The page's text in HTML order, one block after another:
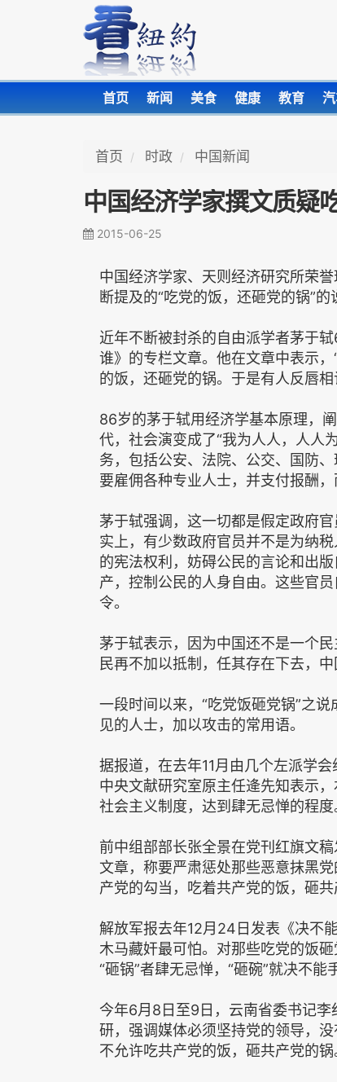
首页 新闻 美食 健康 教育
首页 时政 中国新闻
中国经济学家撰文质疑
2015-06-25
中国经济学家、天则经济研究所荣
断提及的“吃党的饭，还砸党的锅”的
近年不断被封杀的自由派学者茅于
谁》的专栏文章。他在文章中表示
的饭，还砸党的锅。于是有人反唇
86岁的茅于轼用经济学基本原理，
代，社会演变成了“我为人人，人人
务，包括公安、法院、公交、国防
要雇佣各种专业人士，并支付报酬，
茅于轼强调，这一切都是假定政府
实上，有少数政府官员并不是为纳
的宪法权利，妨碍公民的言论和出
产，控制公民的人身自由。这些官
令。
茅于轼表示，因为中国还不是一个
民再不加以抵制，任其存在下去，
一段时间以来，“吃党饭砸党锅”之
见的人士，加以攻击的常用语。
据报道，在去年11月由几个左派学
中央文献研究室原主任逄先知表示
社会主义制度，达到肆无忌惮的程度
前中组部部长张全景在党刊红旗文
文章，称要严肃惩处那些恶意抹黑
产党的勾当，吃着共产党的饭，砸共
解放军报去年12月24日发表《决不
木马藏奸最可怕。对那些吃党的饭
“砸锅”者肆无忌惮，“砸碗”就决不能
今年6月8日至9日，云南省委书记
研，强调媒体必须坚持党的领导，
不允许吃共产党的饭，砸共产党的锅